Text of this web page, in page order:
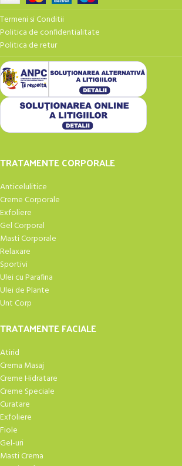
Termeni si Conditii
Politica de confidentialitate
Politica de retur
TRATAMENTE CORPORALE
Anticelulitice
Creme Corporale
Exfoliere
Gel Corporal
Masti Corporale
Relaxare
Sportivi
Ulei cu Parafina
Ulei de Plante
Unt Corp
TRATAMENTE FACIALE
Atirid
Crema Masaj
Creme Hidratare
Creme Speciale
Curatare
Exfoliere
Fiole
Gel-uri
Masti Crema